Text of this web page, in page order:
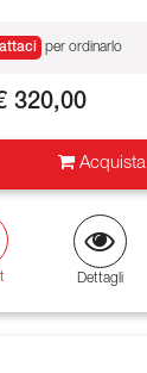
per ordinarlo
320,00
Acquista
Dettagli